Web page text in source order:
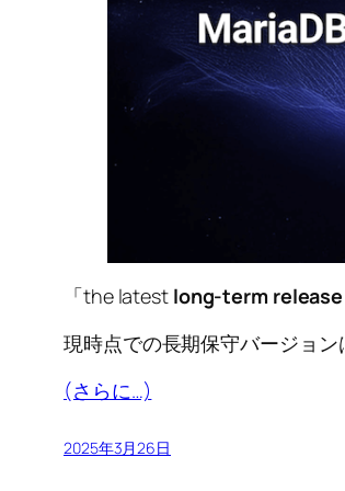
「the latest long-term release
現時点での長期保守バージョ
(さらに…)
2025年3月26日